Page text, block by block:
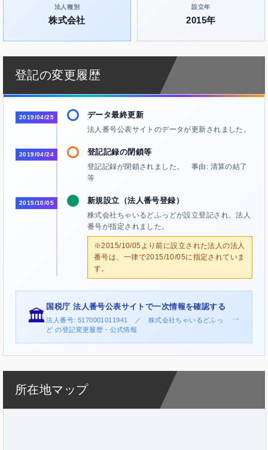
法人種別
株式会社
設立年
2015年
登記の変更履歴
2019/04/25 データ最終更新
法人番号公表サイトのデータが更新されました。
2019/04/24 登記記録の閉鎖等
登記記録が閉鎖されました。 事由: 清算の結了
等
2015/10/05 新規設立（法人番号登録）
株式会社ちゃいるどふっどが設立登記され、法人
番号が指定されました。
※2015/10/05より前に設立された法人の法人
番号は、一律で2015/10/05に指定されていま
す。
🏛️
国税庁 法人番号公表サイトで一次情報を確認する
法人番号: 5170001011941 ／ 株式会社ちゃいるどふっ
ど の登記変更履歴・公式情報
→
所在地マップ